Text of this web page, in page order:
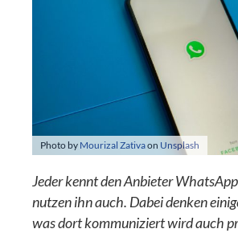
Photo by Mourizal Zativaon Unsplash
Jeder kennt den Anbieter
nutzen ihn auch. Dabei denken
was dort kommuniziert wird auch